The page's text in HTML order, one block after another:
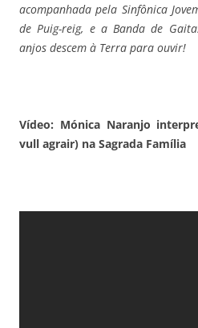
acompanhada pela Sinfônica
de Puig-reig, e a Banda de
anjos descem à Terra para ouvir!
Vídeo: Mónica Naranjo
vull agrair) na Sagrada Família